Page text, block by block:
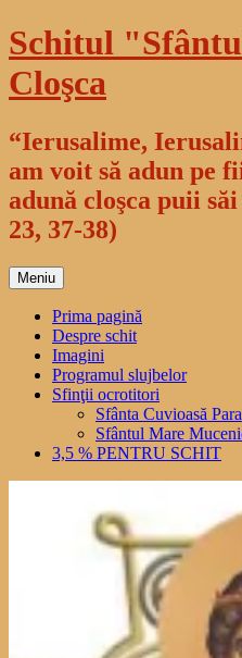
Sari
la
conținut
Schitul
Cloşca
“Ierusalime,
am voit să adun pe
adună cloşca puii
23, 37-38)
Meniu
Prima pagină
Despre schit
Imagini
Programul slujbelor
Sfinţii ocrotitori
Sfânta Cuvioasă
Sfântul Mare
3,5 % PENTRU SCHIT